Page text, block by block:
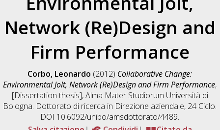
Network (Re)Design and
Firm Performance
Corbo, Leonardo (2012) Collaborative Change:
Environmental Jolt, Network (Re)Design and Firm Performance,
[Dissertation thesis], Alma Mater Studiorum Università di
Bologna. Dottorato di ricerca in Direzione aziendale, 24 Ciclo.
DOI 10.6092/unibo/amsdottorato/4489.